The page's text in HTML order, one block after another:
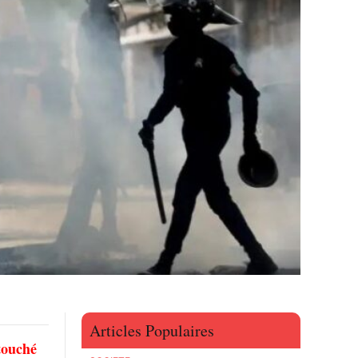
Articles Populaires